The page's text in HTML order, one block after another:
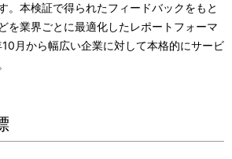
。本検証で得られたフィードバックをもと
を業界ごとに最適化したレポートフォーマ
月から幅広い企業に対して本格的にサービ